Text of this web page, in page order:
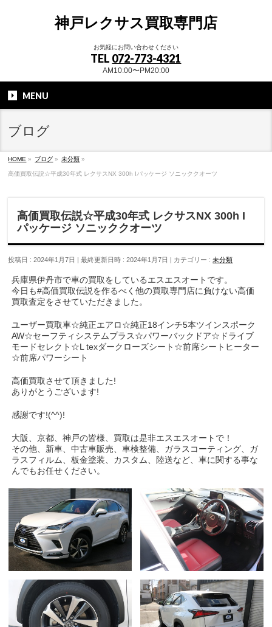
神戸レクサス買取専門店
お気軽にお問い合わせください
TEL 072-773-4321
AM10:00〜PM20:00
MENU
ブログ
HOME » ブログ » 未分類 »
高価買取伝説☆平成30年式 レクサスNX 300h Iパッケージ ソニッククオーツ
高価買取伝説☆平成30年式 レクサスNX 300h I
パッケージ ソニッククオーツ
投稿日 : 2024年1月7日 最終更新日時 : 2024年1月7日 カテゴリー :未分類
兵庫県伊丹市で車の買取をしているエスエスオートです。
今日も#高価買取伝説を作るべく他の買取専門店に負けない高価
買取査定をさせていただきました。
ユーザー買取車☆純正エアロ☆純正18インチ5本ツインスポーク
AW☆セーフティシステムプラス☆パワーバックドア☆ドライブ
モードセレクト☆L texダークローズシート☆前席シートヒーター
☆前席パワーシート
高価買取させて頂きました!
ありがとうございます!
感謝です!(^^)!
大阪、京都、神戸の皆様、買取は是非エスエスオートで！
その他、新車、中古車販売、車検整備、ガラスコーティング、ガ
ラスフィルム、板金塗装、カスタム、陸送など、車に関する事な
んでもお任せください。